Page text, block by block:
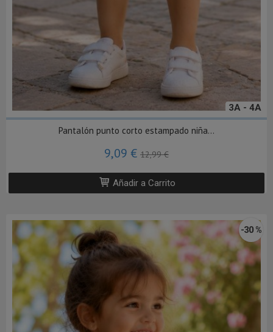
3A - 4A
Pantalón punto corto estampado niña...
9,09 € 12,99 €
Añadir a Carrito
-30 %